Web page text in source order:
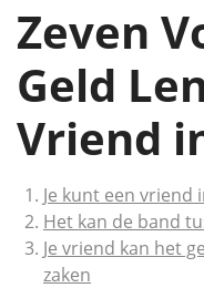
Zeven
Geld
Vriend
Je kunt een vriend
Het kan de band
Je vriend kan het
zaken